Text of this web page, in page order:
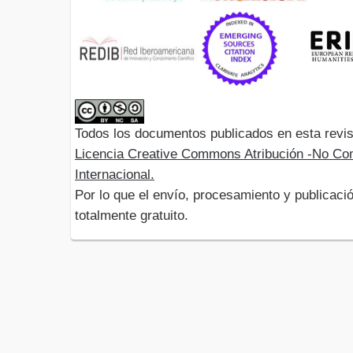
Todos los documentos publicados en esta
Licencia Creative Commons Atribución -No
Internacional.
Por lo que el envío, procesamiento y
totalmente gratuito.